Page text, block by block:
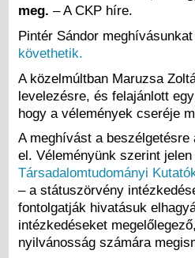
meg. – A CKP híre.
Pintér Sándor
követhetik.
A közelmúltban Maruzsa
levelezésre, és felajánlott
hogy a vélemények cseréje
A meghívást a
el. Véleményünk szerint
Társadalomtudományi
­– a státuszörvény
fontolgatják hivatásuk
intézkedéseket
nyilvánosság számára